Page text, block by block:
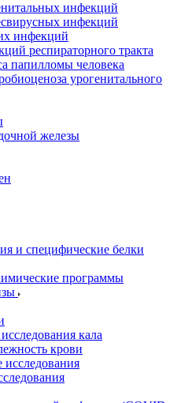
инфекций
инфекций
инфекций
респираторного тракта
папилломы человека
урогенитального
железы
и специфические белки
программы
кала
крови